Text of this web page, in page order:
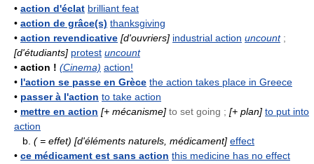
• action d'éclat brilliant feat
• action de grâce(s) thanksgiving
• action revendicative [d'ouvriers] industrial action uncount;
[d'étudiants] protest uncount
• action ! (Cinema) action!
• l'action se passe en Grèce the action takes place in Greece
• passer à l'action to take action
• mettre en action [+ mécanisme] to set going ; [+ plan] to put into
action
b. ( = effet) [d'éléments naturels, médicament] effect
• ce médicament est sans action this medicine has no effect